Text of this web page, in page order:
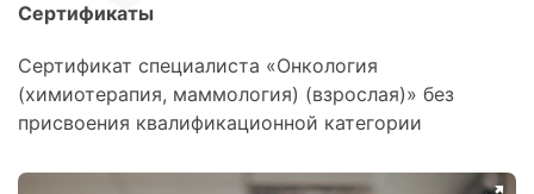
Сертификаты
Сертификат специалиста «Онкология
(химиотерапия, маммология) (взрослая)» без
присвоения квалификационной категории